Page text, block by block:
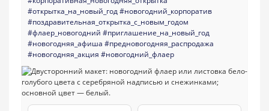
#открытка_на_новый_год#новогодний_корпоратив
#поздравительная_открытка_с_новым_годом
#флаер_новогодний #приглашение_на_новый_год
#новогодняя_афиша #предновогодняя_распродажа
#новогодняя_акция #новогодний_флаер